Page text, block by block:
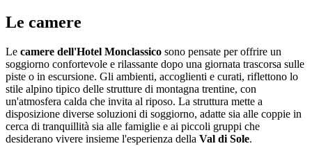
Le camere
Le camere dell'Hotel Monclassico sono pensate per offrire un
soggiorno confortevole e rilassante dopo una giornata trascorsa sulle
piste o in escursione. Gli ambienti, accoglienti e curati, riflettono lo
stile alpino tipico delle strutture di montagna trentine, con
un'atmosfera calda che invita al riposo. La struttura mette a
disposizione diverse soluzioni di soggiorno, adatte sia alle coppie in
cerca di tranquillità sia alle famiglie e ai piccoli gruppi che
desiderano vivere insieme l'esperienza della Val di Sole.